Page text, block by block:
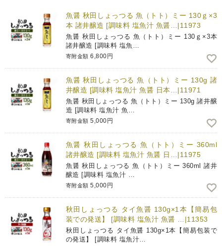
魚醤 秋田しょっつる 魚（トト）ミー 130ｇ×3
本 諸井醸造 [調味料 塩魚汁 魚醤…|11973
魚醤 秋田しょっつる 魚（トト）ミー 130ｇ×3本
諸井醸造 [調味料 塩魚…
寄附金額 6,800円
魚醤 秋田しょっつる 魚（トト）ミー 130g 諸
井醸造 [調味料 塩魚汁 魚醤 日本…|11971
魚醤 秋田しょっつる 魚（トト）ミー 130g 諸井醸
造 [調味料 塩魚汁 魚…
寄附金額 5,000円
魚醤 秋田しょっつる 魚（トト）ミー 360ml
諸井醸造 [調味料 塩魚汁 魚醤 日…|11975
魚醤 秋田しょっつる 魚（トト）ミー 360ml 諸井
醸造 [調味料 塩魚汁 …
寄附金額 5,000円
秋田しょっつる タイ魚醤 130g×1本【簡易包
装での発送】 [調味料 塩魚汁 魚醤 …|11353
秋田しょっつる タイ魚醤 130g×1本【簡易包装で
の発送】 [調味料 塩魚汁…